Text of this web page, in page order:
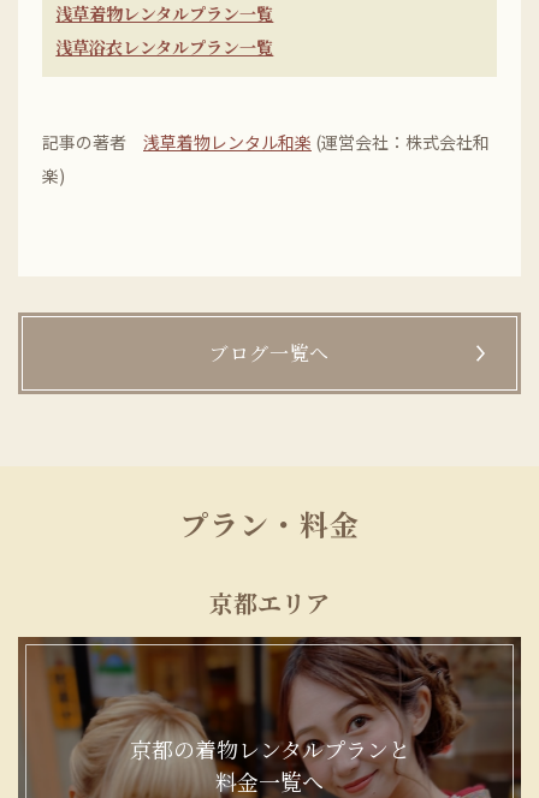
浅草着物レンタルプラン一覧
浅草浴衣レンタルプラン一覧
記事の著者 浅草着物レンタル和楽 (運営会社：株式会社和
楽)
ブログ一覧へ
プラン・料金
京都エリア
京都の着物レンタルプランと
料金一覧へ